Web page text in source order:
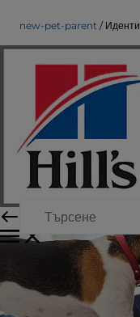
new-pet-parent
кученце
Нов стопанин
Персонален автор
|
Септември 21,